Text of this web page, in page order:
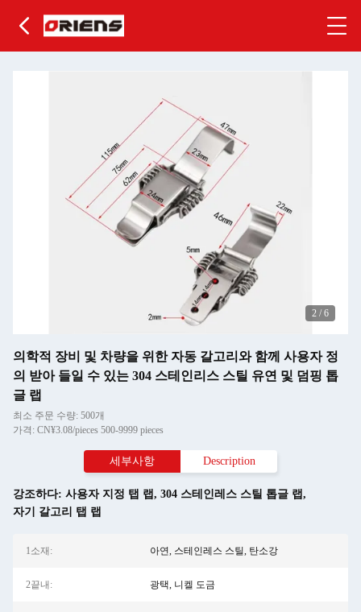
2 / 6
의학적 장비 및 차량을 위한 자동 갈고리와 함께 사용자 정
의 받아 들일 수 있는 304 스테인리스 스틸 유연 및 덤핑 톱
글 랩
최소 주문 수량: 500개
가격: CN¥3.08/pieces 500-9999 pieces
세부사항 Description
강조하다: 사용자 지정 탭 랩 , 304 스테인레스 스틸 톱글 랩 ,
자기 갈고리 탭 랩
1소재: 아연, 스테인레스 스틸, 탄소강
2끝내: 광택, 니켈 도금